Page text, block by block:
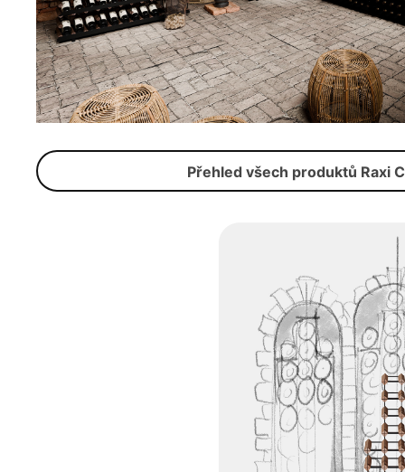
Přehled všech produktů Raxi